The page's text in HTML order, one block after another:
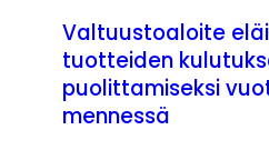
Valtuustoaloite
tuotteiden
puolittamiseksi
mennessä